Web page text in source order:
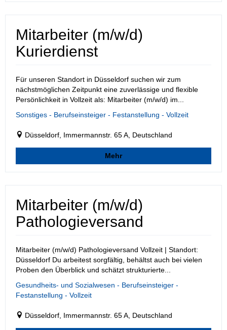
Mitarbeiter (m/w/d)
Kurierdienst
Für unseren Standort in Düsseldorf suchen wir zum
nächstmöglichen Zeitpunkt eine zuverlässige und flexible
Persönlichkeit in Vollzeit als: Mitarbeiter (m/w/d) im...
Sonstiges - Berufseinsteiger - Festanstellung - Vollzeit
Düsseldorf, Immermannstr. 65 A, Deutschland
Mehr
Mitarbeiter (m/w/d)
Pathologieversand
Mitarbeiter (m/w/d) Pathologieversand Vollzeit | Standort:
Düsseldorf Du arbeitest sorgfältig, behältst auch bei vielen
Proben den Überblick und schätzt strukturierte...
Gesundheits- und Sozialwesen - Berufseinsteiger -
Festanstellung - Vollzeit
Düsseldorf, Immermannstr. 65 A, Deutschland